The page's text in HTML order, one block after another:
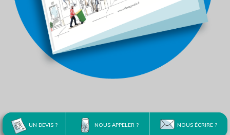
UN DEVIS ? NOUS APPELER ? NOUS ÉCRIRE ?